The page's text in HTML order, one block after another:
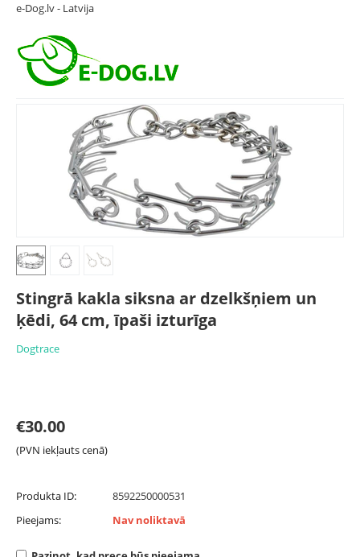
e-Dog.lv - Latvija
Stingrā kakla siksna ar dzelkšņiem un
ķēdi, 64 cm, īpaši izturīga
Dogtrace
€30.00
(PVN iekļauts cenā)
Produkta ID:
8592250000531
Pieejams:
Nav noliktavā